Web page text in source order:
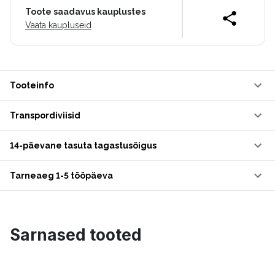
Toote saadavus kauplustes
Vaata kaupluseid
Tooteinfo
Transpordiviisid
14-päevane tasuta tagastusõigus
Tarneaeg 1-5 tööpäeva
Sarnased tooted